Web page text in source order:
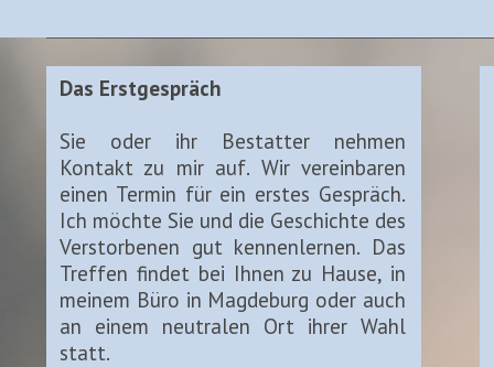
Das Erstgespräch
Sie oder ihr Bestatter nehmen
Kontakt zu mir auf. Wir vereinbaren
einen Termin für ein erstes Gespräch.
Ich möchte Sie und die Geschichte des
Verstorbenen gut kennenlernen. Das
Treffen findet bei Ihnen zu Hause, in
meinem Büro in Magdeburg oder auch
an einem neutralen Ort ihrer Wahl
statt.